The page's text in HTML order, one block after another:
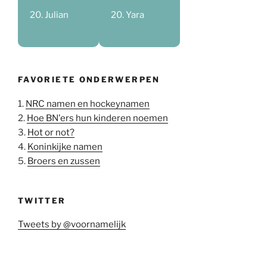
Julian Yara
FAVORIETE ONDERWERPEN
1. NRC namen en hockeynamen
2. Hoe BN'ers hun kinderen noemen
3. Hot or not?
4. Koninkijke namen
5. Broers en zussen
TWITTER
Tweets by @voornamelijk